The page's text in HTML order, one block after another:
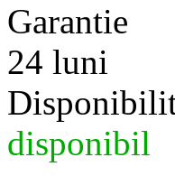
Garantie
24 luni
disponibil